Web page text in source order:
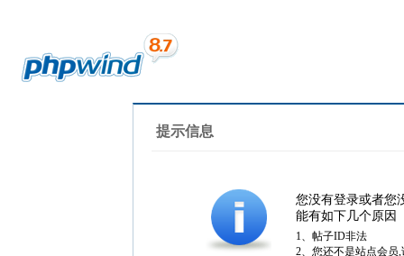
提示信息
您没有登录或者您
能有如下几个原因
1、帖子ID非法
2、您还不是站点会员